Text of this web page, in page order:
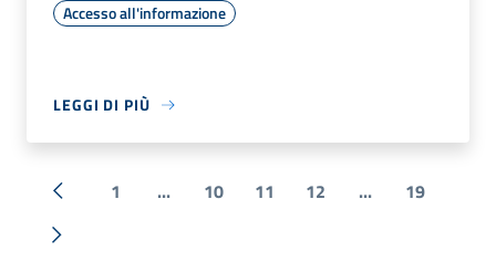
Accesso all'informazione
LEGGI DI PIÙ
« Precedente
1 ... 10 11 12 ... 19
Successiva »